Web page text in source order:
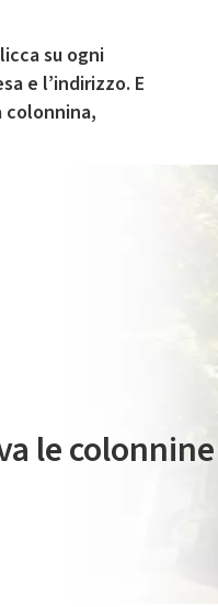
su ogni
e l’indirizzo. E
colonnina,
elettrica è gestito da
le